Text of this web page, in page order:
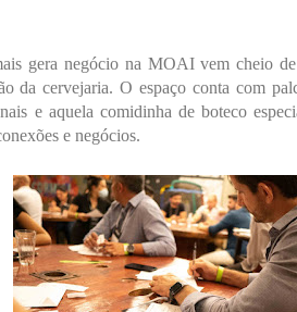
gera negócio na MOAI vem cheio
da cervejaria. O espaço conta com
e aquela comidinha de boteco
e negócios.